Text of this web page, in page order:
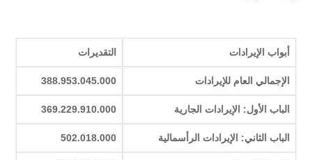
أبواب الإيرادات التقديرات
الإجمالي العام للإيرادات 388.953.045.000
الباب الأول: الإيرادات الجارية 369.229.910.000
الباب الثاني: الإيرادات الرأسمالية 502.018.000